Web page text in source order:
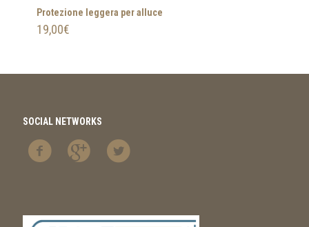
Protezione leggera per alluce
19,00€
SOCIAL NETWORKS